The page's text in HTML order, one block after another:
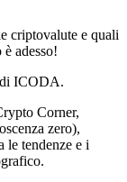
criptovalute e quali
adesso!
di ICODA.
Corner,
zero),
le tendenze e i